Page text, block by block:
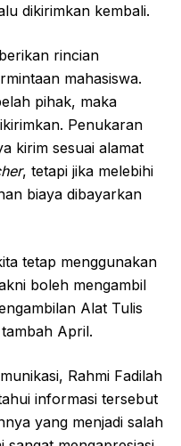
dikirimkan kembali.
rincian
mahasiswa.
pihak, maka
Penukaran
kirim sesuai alamat
, tetapi jika melebihi
biaya dibayarkan
tetap menggunakan
boleh mengambil
Alat Tulis
April.
Rahmi Fadilah
informasi tersebut
yang menjadi salah